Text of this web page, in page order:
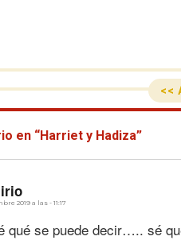
<<
en “Harriet y Hadiza”
dice:
2019 a las - 11:17
se puede decir….. sé